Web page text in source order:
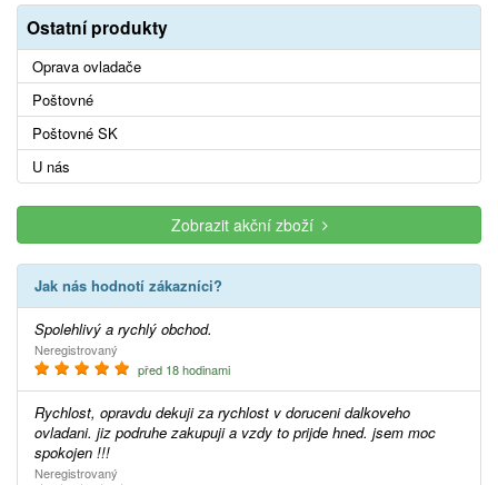
Ostatní produkty
Oprava ovladače
Poštovné
Poštovné SK
U nás
Zobrazit akční zboží
Jak nás hodnotí zákazníci?
Spolehlivý a rychlý obchod.
Neregistrovaný
před 18 hodinami
Rychlost, opravdu dekuji za rychlost v doruceni dalkoveho
ovladani. jiz podruhe zakupuji a vzdy to prijde hned. jsem moc
spokojen !!!
Neregistrovaný